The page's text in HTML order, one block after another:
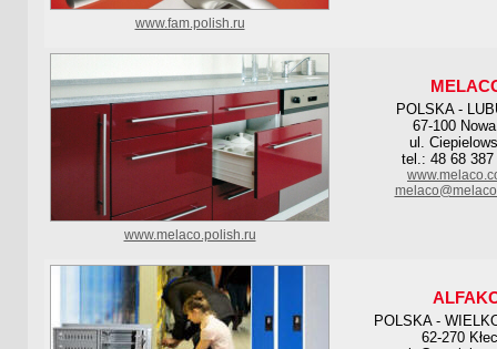
www.fam.polish.ru
POLSKA -
67-100
ul.
tel.: 48 68 387
www.melaco.polish.ru
POLSKA -
62-270